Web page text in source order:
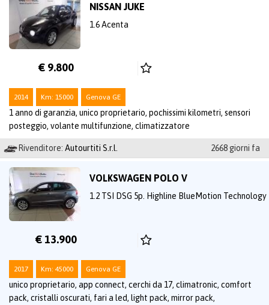
NISSAN JUKE
1.6 Acenta
€ 9.800
2014 Km: 15000 Genova GE
1 anno di garanzia, unico proprietario, pochissimi kilometri, sensori
posteggio, volante multifunzione, climatizzatore
Rivenditore: Autourtiti S.r.l. 2668 giorni fa
VOLKSWAGEN POLO V
1.2 TSI DSG 5p. Highline BlueMotion Technology
€ 13.900
2017 Km: 45000 Genova GE
unico proprietario, app connect, cerchi da 17, climatronic, comfort
pack, cristalli oscurati, fari a led, light pack, mirror pack,